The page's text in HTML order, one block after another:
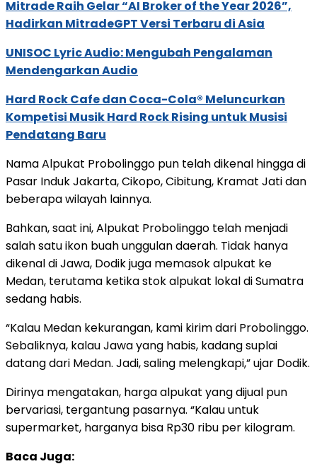
Mitrade Raih Gelar “AI Broker of the Year 2026”,
Hadirkan MitradeGPT Versi Terbaru di Asia
UNISOC Lyric Audio: Mengubah Pengalaman
Mendengarkan Audio
Hard Rock Cafe dan Coca-Cola® Meluncurkan
Kompetisi Musik Hard Rock Rising untuk Musisi
Pendatang Baru
Nama Alpukat Probolinggo pun telah dikenal hingga di
Pasar Induk Jakarta, Cikopo, Cibitung, Kramat Jati dan
beberapa wilayah lainnya.
Bahkan, saat ini, Alpukat Probolinggo telah menjadi
salah satu ikon buah unggulan daerah. Tidak hanya
dikenal di Jawa, Dodik juga memasok alpukat ke
Medan, terutama ketika stok alpukat lokal di Sumatra
sedang habis.
“Kalau Medan kekurangan, kami kirim dari Probolinggo.
Sebaliknya, kalau Jawa yang habis, kadang suplai
datang dari Medan. Jadi, saling melengkapi,” ujar Dodik.
Dirinya mengatakan, harga alpukat yang dijual pun
bervariasi, tergantung pasarnya. “Kalau untuk
supermarket, harganya bisa Rp30 ribu per kilogram.
Baca Juga: